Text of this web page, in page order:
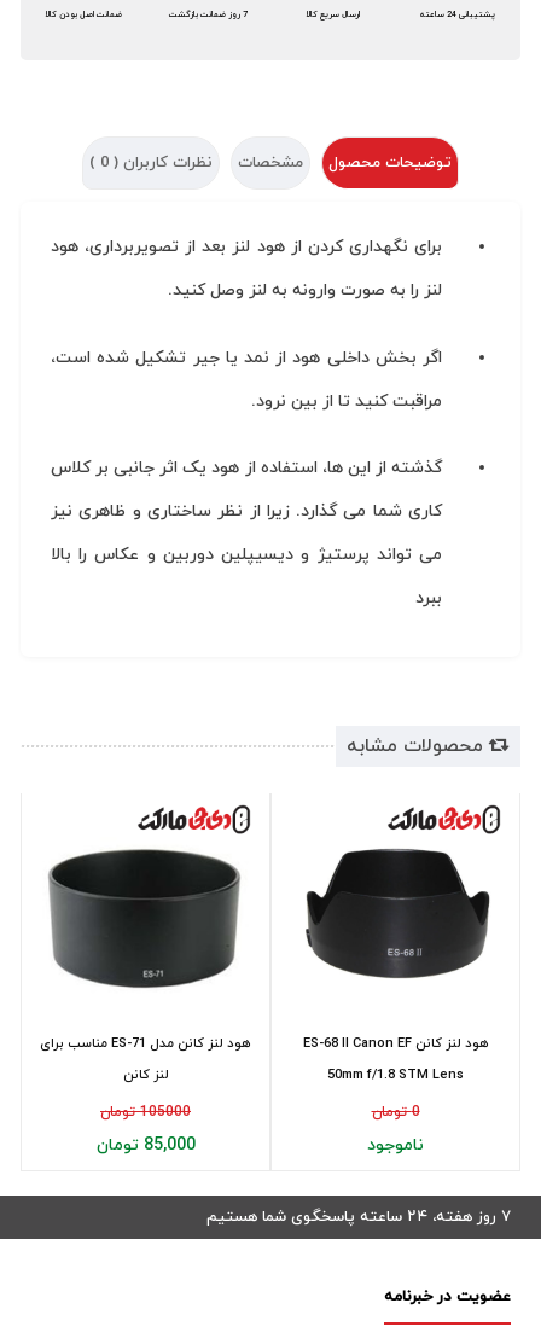
ضمانت اصل بودن کالا 7 روز ضمانت بازگشت ارسال سریع کالا پشتیبانی 24 ساعته
توضیحات محصول مشخصات نظرات کاربران ( 0
)
برای نگهداری کردن از هود لنز بعد از تصویربرداری، هود
لنز را به صورت وارونه به لنز وصل کنید.
اگر بخش داخلی هود از نمد یا جیر تشکیل شده است،
مراقبت کنید تا از بین نرود.
گذشته از این ها، استفاده از هود یک اثر جانبی بر کلاس
کاری شما می گذارد. زیرا از نظر ساختاری و ظاهری نیز
می تواند پرستیژ و دیسیپلین دوربین و عکاس را بالا
ببرد
محصولات مشابه
هود لنز کانن مدل ES-71 مناسب برای
لنز کانن
105000 تومان
85,000 تومان
هود لنز کانن ES-68 II Canon EF
50mm f/1.8 STM Lens
0 تومان
ناموجود
۷ روز هفته، ۲۴ ساعته پاسخگوی شما هستیم
عضویت در خبرنامه